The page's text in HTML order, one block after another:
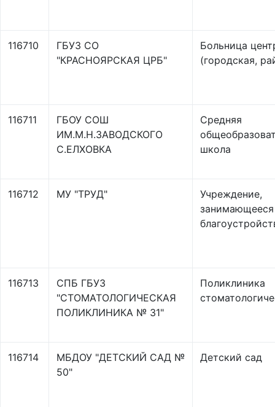
116710
ГБУЗ СО
"КРАСНОЯРСКАЯ ЦРБ"
Больница
(городская,
116711
ГБОУ СОШ
ИМ.М.Н.ЗАВОДСКОГО
С.ЕЛХОВКА
Средняя
школа
116712 МУ "ТРУД"
Учреждение,
занимающееся
116713
СПБ ГБУЗ
"СТОМАТОЛОГИЧЕСКАЯ
ПОЛИКЛИНИКА № 31"
Поликлиника
116714
МБДОУ "ДЕТСКИЙ САД №
50"
Детский сад